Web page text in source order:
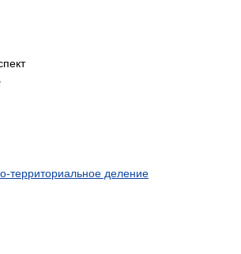
территориальное деление